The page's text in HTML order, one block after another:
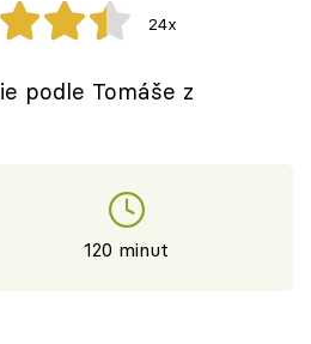
24x
podle Tomáše z
120 minut